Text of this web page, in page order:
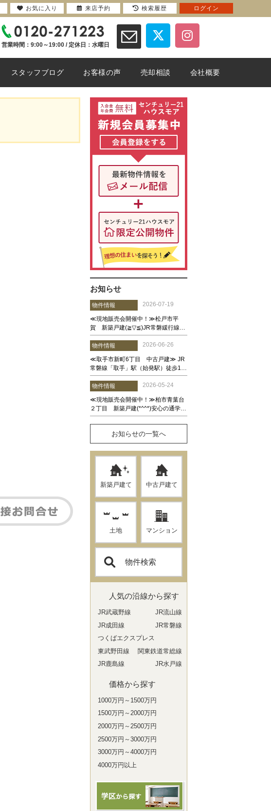
営業時間：9:00～19:00 / 定休日：水曜日
スタッフブログ お客様の声 売却相談 会社概要
お知らせ
お知らせの一覧へ
新築戸建て 中古戸建て
土地 マンション
物件検索
人気の沿線から探す
JR武蔵野線
JR流山線
JR成田線
JR常磐線
つくばエクスプレス
東武野田線
関東鉄道常総線
JR鹿島線
JR水戸線
価格から探す
1000万円～1500万円
1500万円～2000万円
2000万円～2500万円
2500万円～3000万円
3000万円～4000万円
4000万円以上
お気に入り 来店予約 検索履歴 ログイン